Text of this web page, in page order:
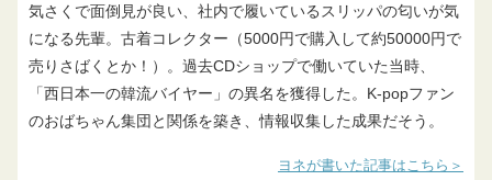
気さくで面倒見が良い、社内で履いているスリッパの匂いが気
になる先輩。古着コレクター（5000円で購入して約50000円で
売りさばくとか！）。過去CDショップで働いていた当時、
「西日本一の韓流バイヤー」の異名を獲得した。K-popファン
のおばちゃん集団と関係を築き、情報収集した成果だそう。
ヨネが書いた記事はこちら